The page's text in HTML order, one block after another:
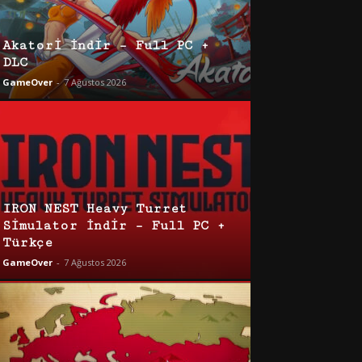
Akatori İndir – Full PC +
DLC
GameOver - 7 Ağustos 2026
IRON NEST Heavy Turret
Simulator İndir – Full PC +
Türkçe
GameOver - 7 Ağustos 2026